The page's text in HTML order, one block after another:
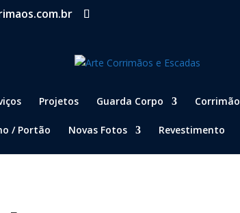
Projetos Guarda Corpo Corrimão
/ Portão Novas Fotos Revestimento